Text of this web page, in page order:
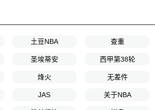
土豆NBA 查重
圣埃蒂安 西甲第38轮
烽火 无差件
JAS 关于NBA